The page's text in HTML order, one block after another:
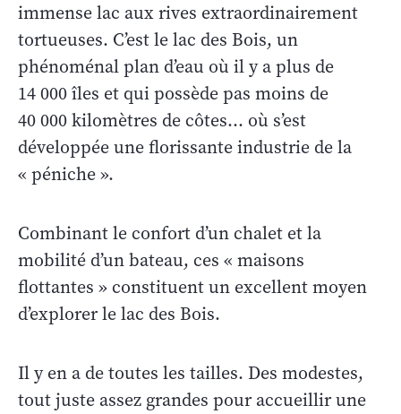
immense lac aux rives extraordinairement
tortueuses. C’est le lac des Bois, un
phénoménal plan d’eau où il y a plus de
14 000 îles et qui possède pas moins de
40 000 kilomètres de côtes… où s’est
développée une florissante industrie de la
« péniche ».
Combinant le confort d’un chalet et la
mobilité d’un bateau, ces « maisons
flottantes » constituent un excellent moyen
d’explorer le lac des Bois.
Il y en a de toutes les tailles. Des modestes,
tout juste assez grandes pour accueillir une